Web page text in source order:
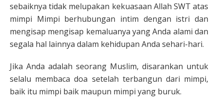
sebaiknya tidak melupakan kekuasaan Allah SWT atas
mimpi Mimpi berhubungan intim dengan istri dan
mengisap mengisap kemaluanya yang Anda alami dan
segala hal lainnya dalam kehidupan Anda sehari-hari.
Jika Anda adalah seorang Muslim, disarankan untuk
selalu membaca doa setelah terbangun dari mimpi,
baik itu mimpi baik maupun mimpi yang buruk.